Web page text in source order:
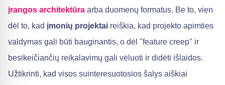
įrangos architektūra arba duomenų formatus. Be to, vien
dėl to, kad įmonių projektai reiškia, kad projekto apimties
valdymas gali būti bauginantis, o dėl "feature creep" ir
besikeičiančių reikalavimų gali vėluoti ir didėti išlaidos.
Užtikrinti, kad visos suinteresuotosios šalys aiškiai